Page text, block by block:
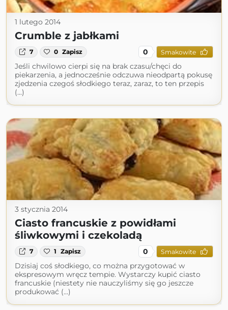
1 lutego 2014
Crumble z jabłkami
7 0 Zapisz 0 Smakowite
Jeśli chwilowo cierpi się na brak czasu/chęci do
piekarzenia, a jednocześnie odczuwa nieodpartą pokusę
zjedzenia czegoś słodkiego teraz, zaraz, to ten przepis
(...)
3 stycznia 2014
Ciasto francuskie z powidłami
śliwkowymi i czekoladą
7 1 Zapisz 0 Smakowite
Dzisiaj coś słodkiego, co można przygotować w
ekspresowym wręcz tempie. Wystarczy kupić ciasto
francuskie (niestety nie nauczyliśmy się go jeszcze
produkować (...)